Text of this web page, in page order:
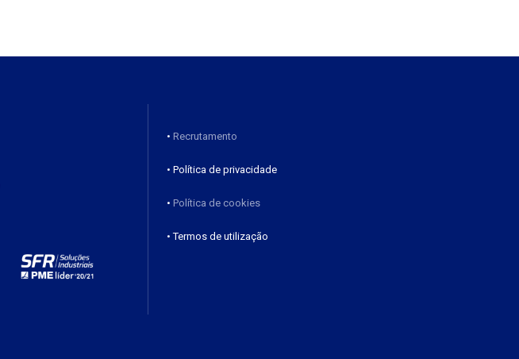
• Recrutamento
• Política de privacidade
• Política de cookies
• Termos de utilização